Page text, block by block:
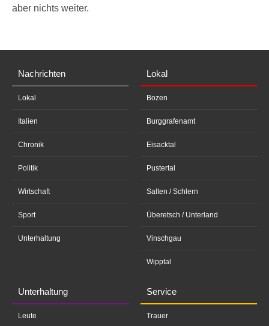
aber nichts weiter.
Nachrichten
Lokal
Italien
Chronik
Politik
Wirtschaft
Sport
Unterhaltung
Lokal
Bozen
Burggrafenamt
Eisacktal
Pustertal
Salten / Schlern
Überetsch / Unterland
Vinschgau
Wipptal
Unterhaltung
Leute
Service
Trauer